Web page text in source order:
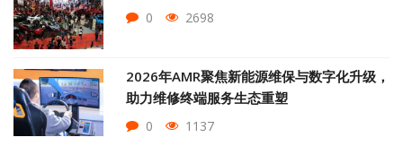
0 2698
2026年AMR聚焦新能源维保与数字化升级，
助力维修终端服务生态重塑
0 1137